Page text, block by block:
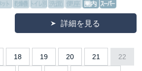
詳細を見る
18 19 20 21 22